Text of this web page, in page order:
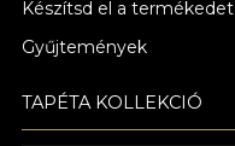
Készítsd el a termékedet
Gyűjtemények
TAPÉTA KOLLEKCIÓ